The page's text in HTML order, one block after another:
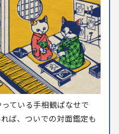
ている手相観ぱなせで
ば、ついでの対面鑑定も